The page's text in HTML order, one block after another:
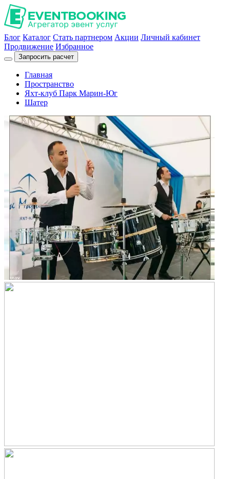
Блог Каталог Стать партнером Акции Личный кабинет
Продвижение Избранное
Запросить расчет
Главная
Пространство
Яхт-клуб Парк Марин-Юг
Шатер